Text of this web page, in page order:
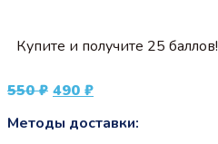
Купите и получите 25 баллов!
550₽ Первоначальная
составляла
490 ₽Текущая
490 ₽.
Методы доставки: